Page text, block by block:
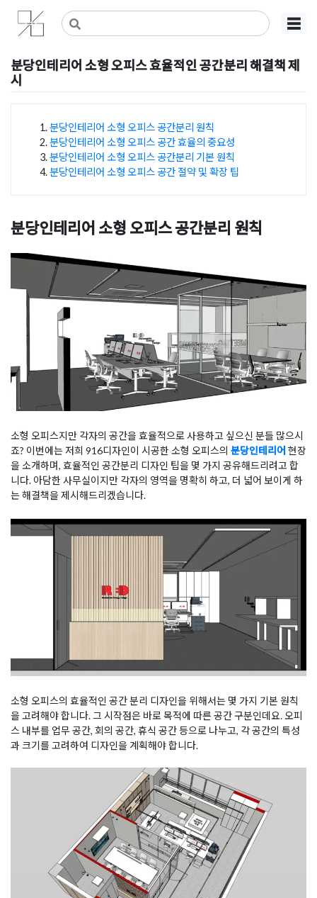
Skip
content
사무실인테리어 디자인 공사 비용견적 플랫폼
사무실인테리어 916
☰
분당인테리어 소형 오피스 효율적인 공간분리 해결책 제
시
분당인테리어 소형 오피스 공간분리 원칙
분당인테리어 소형 오피스 공간 효율의 중요성
분당인테리어 소형 오피스 공간분리 기본 원칙
분당인테리어 소형 오피스 공간 절약 및 확장 팁
분당인테리어 소형 오피스 공간분리 원칙
소형 오피스지만 각자의 공간을 효율적으로 사용하고 싶으신 분들 많으시
죠? 이번에는 저희 916디자인이 시공한 소형 오피스의 분당인테리어 현장
을 소개하며, 효율적인 공간분리 디자인 팁을 몇 가지 공유해드리려고 합
니다. 아담한 사무실이지만 각자의 영역을 명확히 하고, 더 넓어 보이게 하
는 해결책을 제시해드리겠습니다.
소형 오피스의 효율적인 공간 분리 디자인을 위해서는 몇 가지 기본 원칙
을 고려해야 합니다. 그 시작점은 바로 목적에 따른 공간 구분인데요. 오피
스 내부를 업무 공간, 회의 공간, 휴식 공간 등으로 나누고, 각 공간의 특성
과 크기를 고려하여 디자인을 계획해야 합니다.